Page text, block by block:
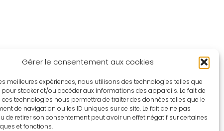
Gérer le consentement aux cookies
meilleures expériences, nous utilisons des technologies telles que
pour stocker et/ou accéder aux informations des appareils. Le fait de
technologies nous permettra de traiter des données telles que le
de navigation ou les ID uniques sur ce site. Le fait de ne pas
de retirer son consentement peut avoir un effet négatif sur certaines
et fonctions.